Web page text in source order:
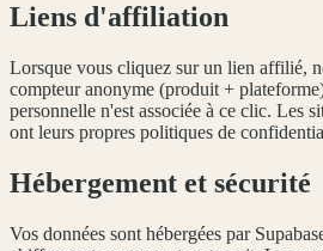
Liens d'affiliation
Lorsque vous cliquez sur un lien affilié,
compteur anonyme (produit +
personnelle n'est associée à ce clic. Les
ont leurs propres politiques de
Hébergement et sécurité
Vos données sont hébergées par